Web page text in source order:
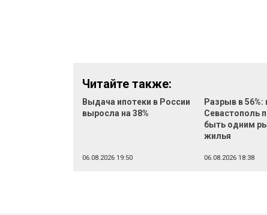
Читайте также:
Выдача ипотеки в России
выросла на 38%
06.08.2026 19:50
Разрыв в 56%:
Севастополь
быть одним
жилья
06.08.2026 18:38